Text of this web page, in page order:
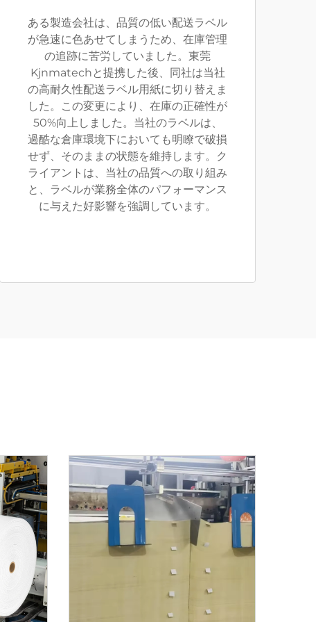
ある製造会社は、品質の低い配送ラベル
が急速に色あせてしまうため、在庫管理
の追跡に苦労していました。東莞
Kjnmatechと提携した後、同社は当社
の高耐久性配送ラベル用紙に切り替えま
した。この変更により、在庫の正確性が
50%向上しました。当社のラベルは、
過酷な倉庫環境下においても明瞭で破損
せず、そのままの状態を維持します。ク
ライアントは、当社の品質への取り組み
と、ラベルが業務全体のパフォーマンス
に与えた好影響を強調しています。